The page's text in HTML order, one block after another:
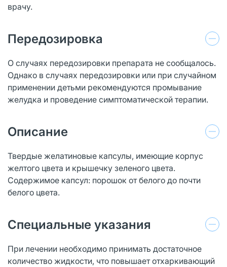
врачу.
Передозировка
О случаях передозировки препарата не сообщалось.
Однако в случаях передозировки или при случайном
применении детьми рекомендуются промывание
желудка и проведение симптоматической терапии.
Описание
Твердые желатиновые капсулы, имеющие корпус
желтого цвета и крышечку зеленого цвета.
Содержимое капсул: порошок от белого до почти
белого цвета.
Специальные указания
При лечении необходимо принимать достаточное
количество жидкости, что повышает отхаркивающий